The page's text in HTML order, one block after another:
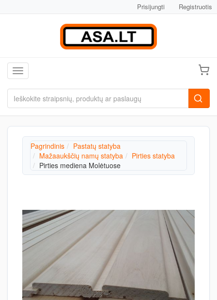
Prisijungti Registruotis
Toggle navigation
Pagrindinis
Pastatų statyba
Mažaaukščių namų statyba
Pirties statyba
Pirties mediena Molėtuose